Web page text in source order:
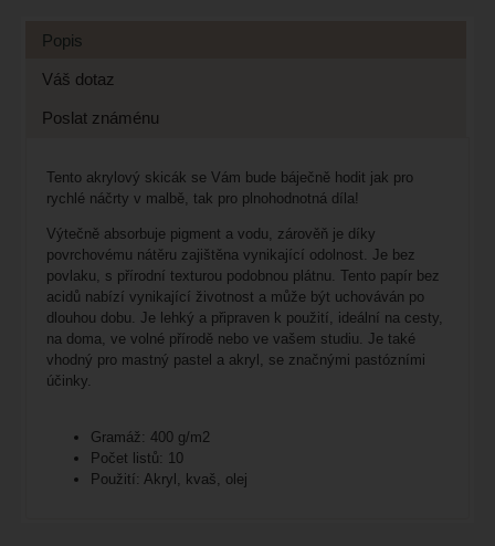
Popis
Váš dotaz
Poslat známénu
Tento akrylový skicák se Vám bude báječně hodit jak pro
rychlé náčrty v malbě, tak pro plnohodnotná díla!
Výtečně absorbuje pigment a vodu, zárověň je díky
povrchovému nátěru zajištěna vynikající odolnost. Je bez
povlaku, s přírodní texturou podobnou plátnu. Tento papír bez
acidů nabízí vynikající životnost a může být uchováván po
dlouhou dobu. Je lehký a připraven k použití, ideální na cesty,
na doma, ve volné přírodě nebo ve vašem studiu. Je také
vhodný pro mastný pastel a akryl, se značnými pastózními
účinky.
Gramáž: 400 g/m2
Počet listů: 10
Použití: Akryl, kvaš, olej